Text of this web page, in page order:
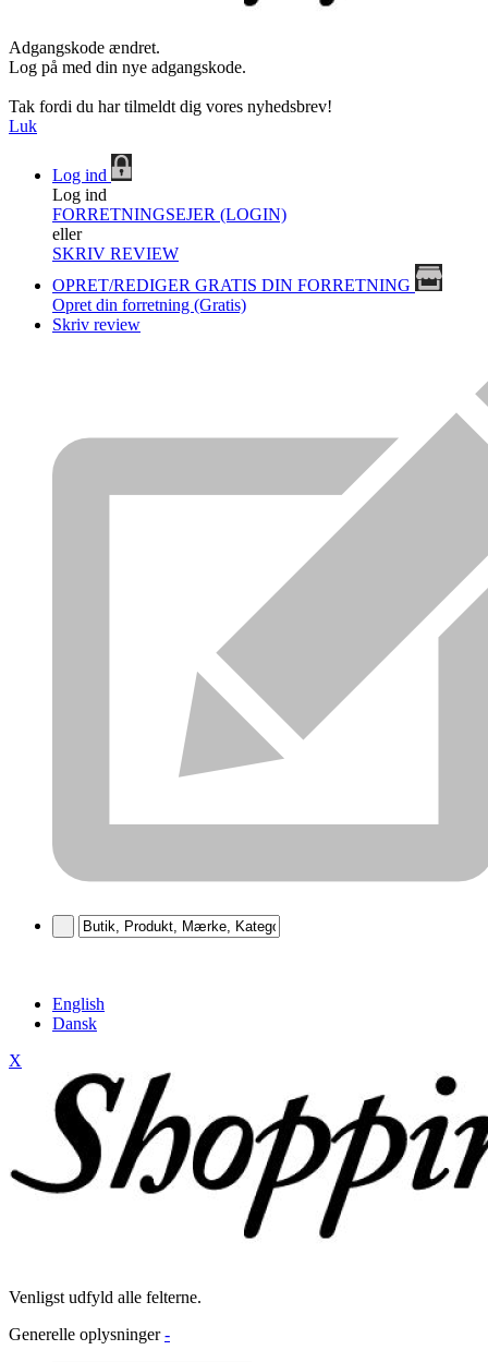
Adgangskode ændret.
Log på med din nye adgangskode.
Tak fordi du har tilmeldt dig vores nyhedsbrev!
Luk
Log ind
Log ind
FORRETNINGSEJER (LOGIN)
eller
SKRIV REVIEW
OPRET/REDIGER GRATIS DIN FORRETNING
Opret din forretning (Gratis)
Skriv review
English
Dansk
X
Venligst udfyld alle felterne.
Generelle oplysninger -